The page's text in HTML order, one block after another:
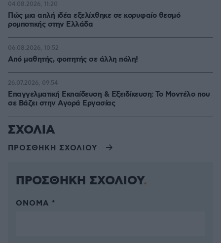
Πώς μια απλή ιδέα εξελίχθηκε σε κορυφαίο θεσμό
ρομποτικής στην Ελλάδα
04.08.2026, 11:20
Από μαθητής, φοιτητής σε άλλη πόλη!
06.08.2026, 10:52
Επαγγελματική Εκπαίδευση & Εξειδίκευση: Το Mοντέλο που
σε Bάζει στην Aγορά Eργασίας
26.07.2026, 09:54
ΣΧΟΛΙΑ
ΠΡΟΣΘΗΚΗ ΣΧΟΛΙΟΥ
ΠΡΟΣΘΗΚΗ ΣΧΟΛΙΟΥ
ΌΝΟΜΑ *